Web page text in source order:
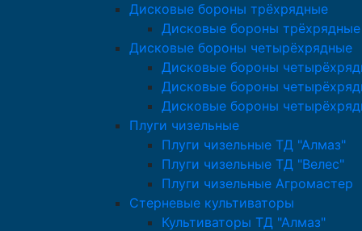
Дисковые бороны трёхрядные
Дисковые бороны
Дисковые бороны четырёхрядные
Дисковые бороны
Дисковые бороны
Дисковые бороны
Плуги чизельные
Плуги чизельные ТД "Алмаз"
Плуги чизельные ТД "Велес"
Плуги чизельные Агромастер
Стерневые культиваторы
Культиваторы ТД "Алмаз"